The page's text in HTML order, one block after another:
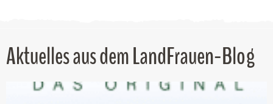
Aktuelles aus dem LandFrauen-Blog